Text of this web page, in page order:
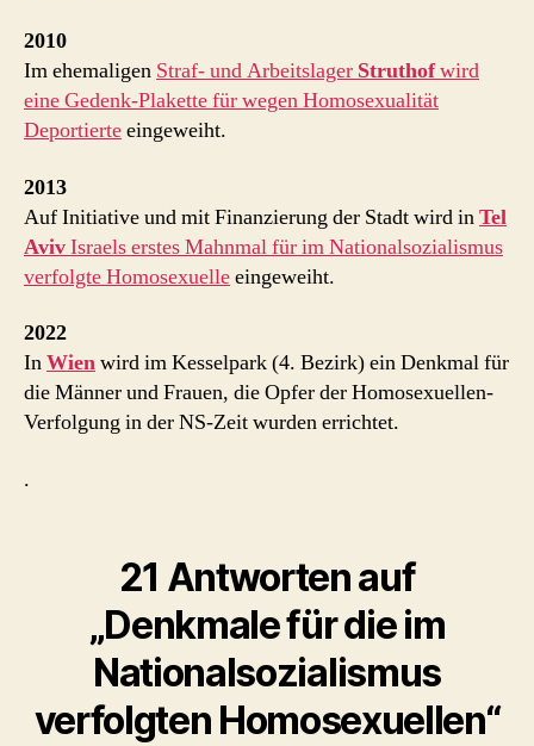
2010
Im ehemaligen Straf- und Arbeitslager Struthofwird
eine Gedenk-Plakette für wegen Homosexualität
Deportierteeingeweiht.
2013
Auf Initiative und mit Finanzierung der Stadt wird inTel
AvivIsraels erstes Mahnmal für im Nationalsozialismus
verfolgte Homosexuelleeingeweiht.
2022
InWienwird im Kesselpark (4. Bezirk) ein Denkmal für
die Männer und Frauen, die Opfer der Homosexuellen-
Verfolgung in der NS-Zeit wurden errichtet.
.
21 Antworten auf
„Denkmale für die im
Nationalsozialismus
verfolgten Homosexuellen“